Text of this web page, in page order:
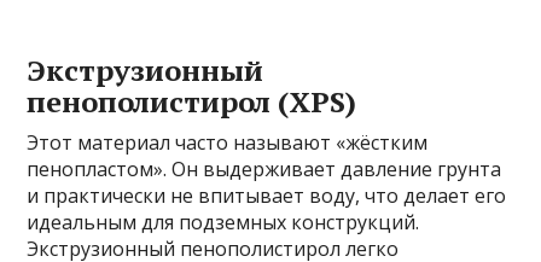
Экструзионный
пенополистирол (XPS)
Этот материал часто называют «жёстким
пенопластом». Он выдерживает давление грунта
и практически не впитывает воду, что делает его
идеальным для подземных конструкций.
Экструзионный пенополистирол легко